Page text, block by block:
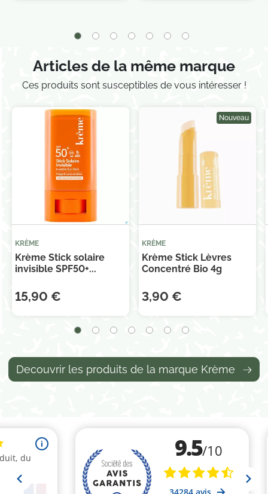
Articles de la même marque
Ces produits sont susceptibles de vous intéresser !
KRÈME
Krème Stick solaire
invisible SPF50+...
15,90 €
Nouveau
KRÈME
Krème Stick Lèvres
Concentré Bio 4g
3,90 €
Decouvrir les produits de la marque Krème